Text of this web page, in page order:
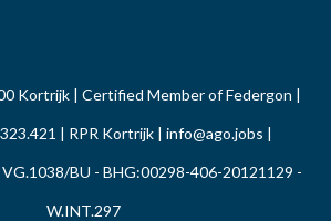
Kortrijk | Certified Member of Federgon |
| RPR Kortrijk | info@ago.jobs |
BU - BHG:00298-406-20121129 -
W.INT.297